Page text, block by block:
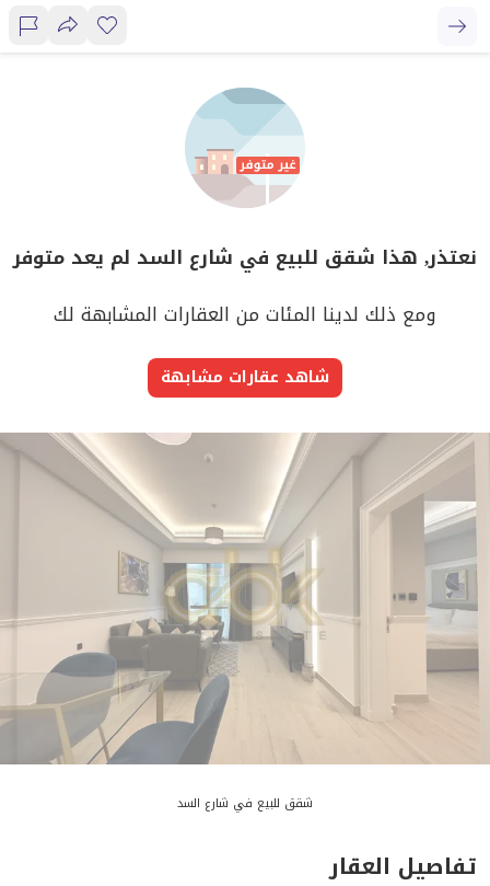
نعتذر, هذا شقق للبيع في شارع السد لم يعد متوفر
ومع ذلك لدينا المئات من العقارات المشابهة لك
شاهد عقارات مشابهة
شقق للبيع في شارع السد
تفاصيل العقار